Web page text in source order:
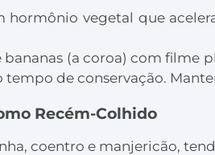
hormônio vegetal que
(a coroa) com filme
de conservação.
Recém-Colhido
coentro e manjericão,